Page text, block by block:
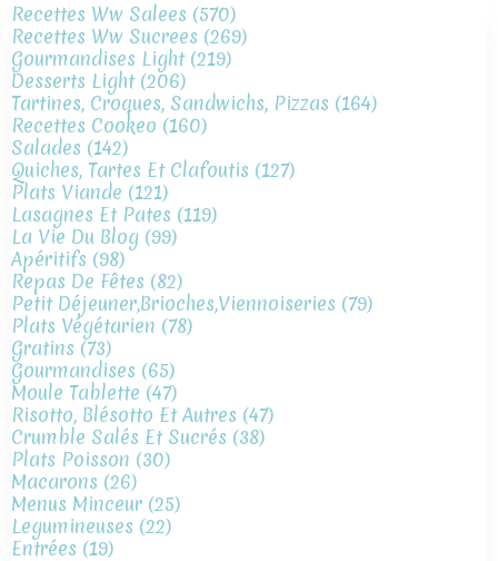
Recettes Ww Salees (570)
Recettes Ww Sucrees (269)
Gourmandises Light(219)
Desserts Light(206)
Tartines, Croques, Sandwichs, Pizzas (164)
Recettes Cookeo (160)
Salades (142)
Quiches, Tartes Et Clafoutis (127)
Plats Viande (121)
Lasagnes Et Pates (119)
La Vie Du Blog (99)
Apéritifs (98)
Repas De Fêtes (82)
Petit Déjeuner,brioches,viennoiseries (79)
Plats Végétarien (78)
Gratins (73)
Gourmandises (65)
Moule Tablette (47)
Risotto, Blésotto Et Autres (47)
Crumble Salés Et Sucrés (38)
Plats Poisson (30)
Macarons (26)
Menus Minceur (25)
Legumineuses (22)
Entrées (19)